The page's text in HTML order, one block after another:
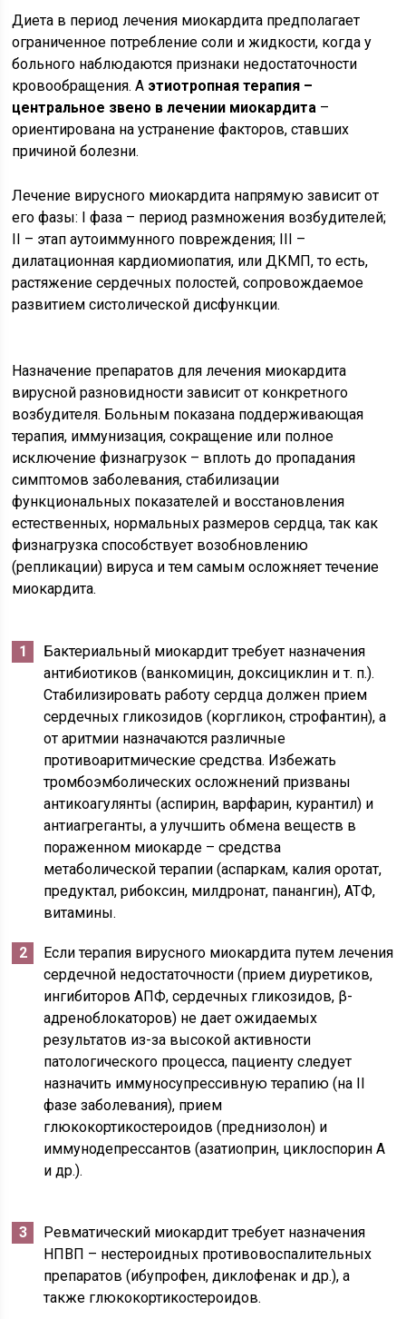
Диета в период лечения миокардита предполагает
ограниченное потребление соли и жидкости, когда у
больного наблюдаются признаки недостаточности
кровообращения. А этиотропная терапия –
центральное звено в лечении миокардита –
ориентирована на устранение факторов, ставших
причиной болезни.
Лечение вирусного миокардита напрямую зависит от
его фазы: I фаза – период размножения возбудителей;
II – этап аутоиммунного повреждения; III –
дилатационная кардиомиопатия, или ДКМП, то есть,
растяжение сердечных полостей, сопровождаемое
развитием систолической дисфункции.
Назначение препаратов для лечения миокардита
вирусной разновидности зависит от конкретного
возбудителя. Больным показана поддерживающая
терапия, иммунизация, сокращение или полное
исключение физнагрузок – вплоть до пропадания
симптомов заболевания, стабилизации
функциональных показателей и восстановления
естественных, нормальных размеров сердца, так как
физнагрузка способствует возобновлению
(репликации) вируса и тем самым осложняет течение
миокардита.
Бактериальный миокардит требует назначения
антибиотиков (ванкомицин, доксициклин и т. п.).
Стабилизировать работу сердца должен прием
сердечных гликозидов (коргликон, строфантин), а
от аритмии назначаются различные
противоаритмические средства. Избежать
тромбоэмболических осложнений призваны
антикоагулянты (аспирин, варфарин, курантил) и
антиагреганты, а улучшить обмена веществ в
пораженном миокарде – средства
метаболической терапии (аспаркам, калия оротат,
предуктал, рибоксин, милдронат, панангин), АТФ,
витамины.
Если терапия вирусного миокардита путем лечения
сердечной недостаточности (прием диуретиков,
ингибиторов АПФ, сердечных гликозидов, β-
адреноблокаторов) не дает ожидаемых
результатов из-за высокой активности
патологического процесса, пациенту следует
назначить иммуносупрессивную терапию (на II
фазе заболевания), прием
глюкокортикостероидов (преднизолон) и
иммунодепрессантов (азатиоприн, циклоспорин А
и др.).
Ревматический миокардит требует назначения
НПВП – нестероидных противовоспалительных
препаратов (ибупрофен, диклофенак и др.), а
также глюкокортикостероидов.